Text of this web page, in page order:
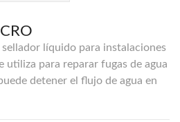
líquido para instalaciones
utiliza para reparar fugas de agua
detener el flujo de agua en